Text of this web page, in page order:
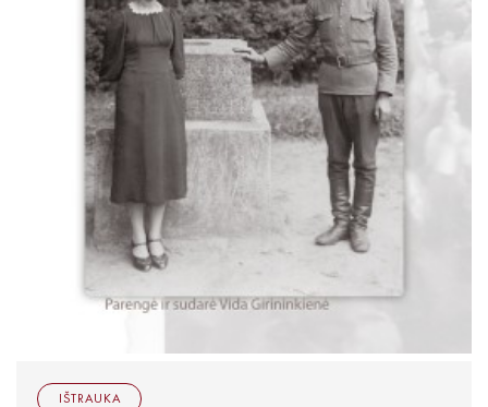
Knygos vaikams ir paaugliams
Negrožinė literatūra
El. knygos
Audioknygos
Knygos su autografais
KNYGOS PIGIAU
Išparduota
IŠTRAUKA